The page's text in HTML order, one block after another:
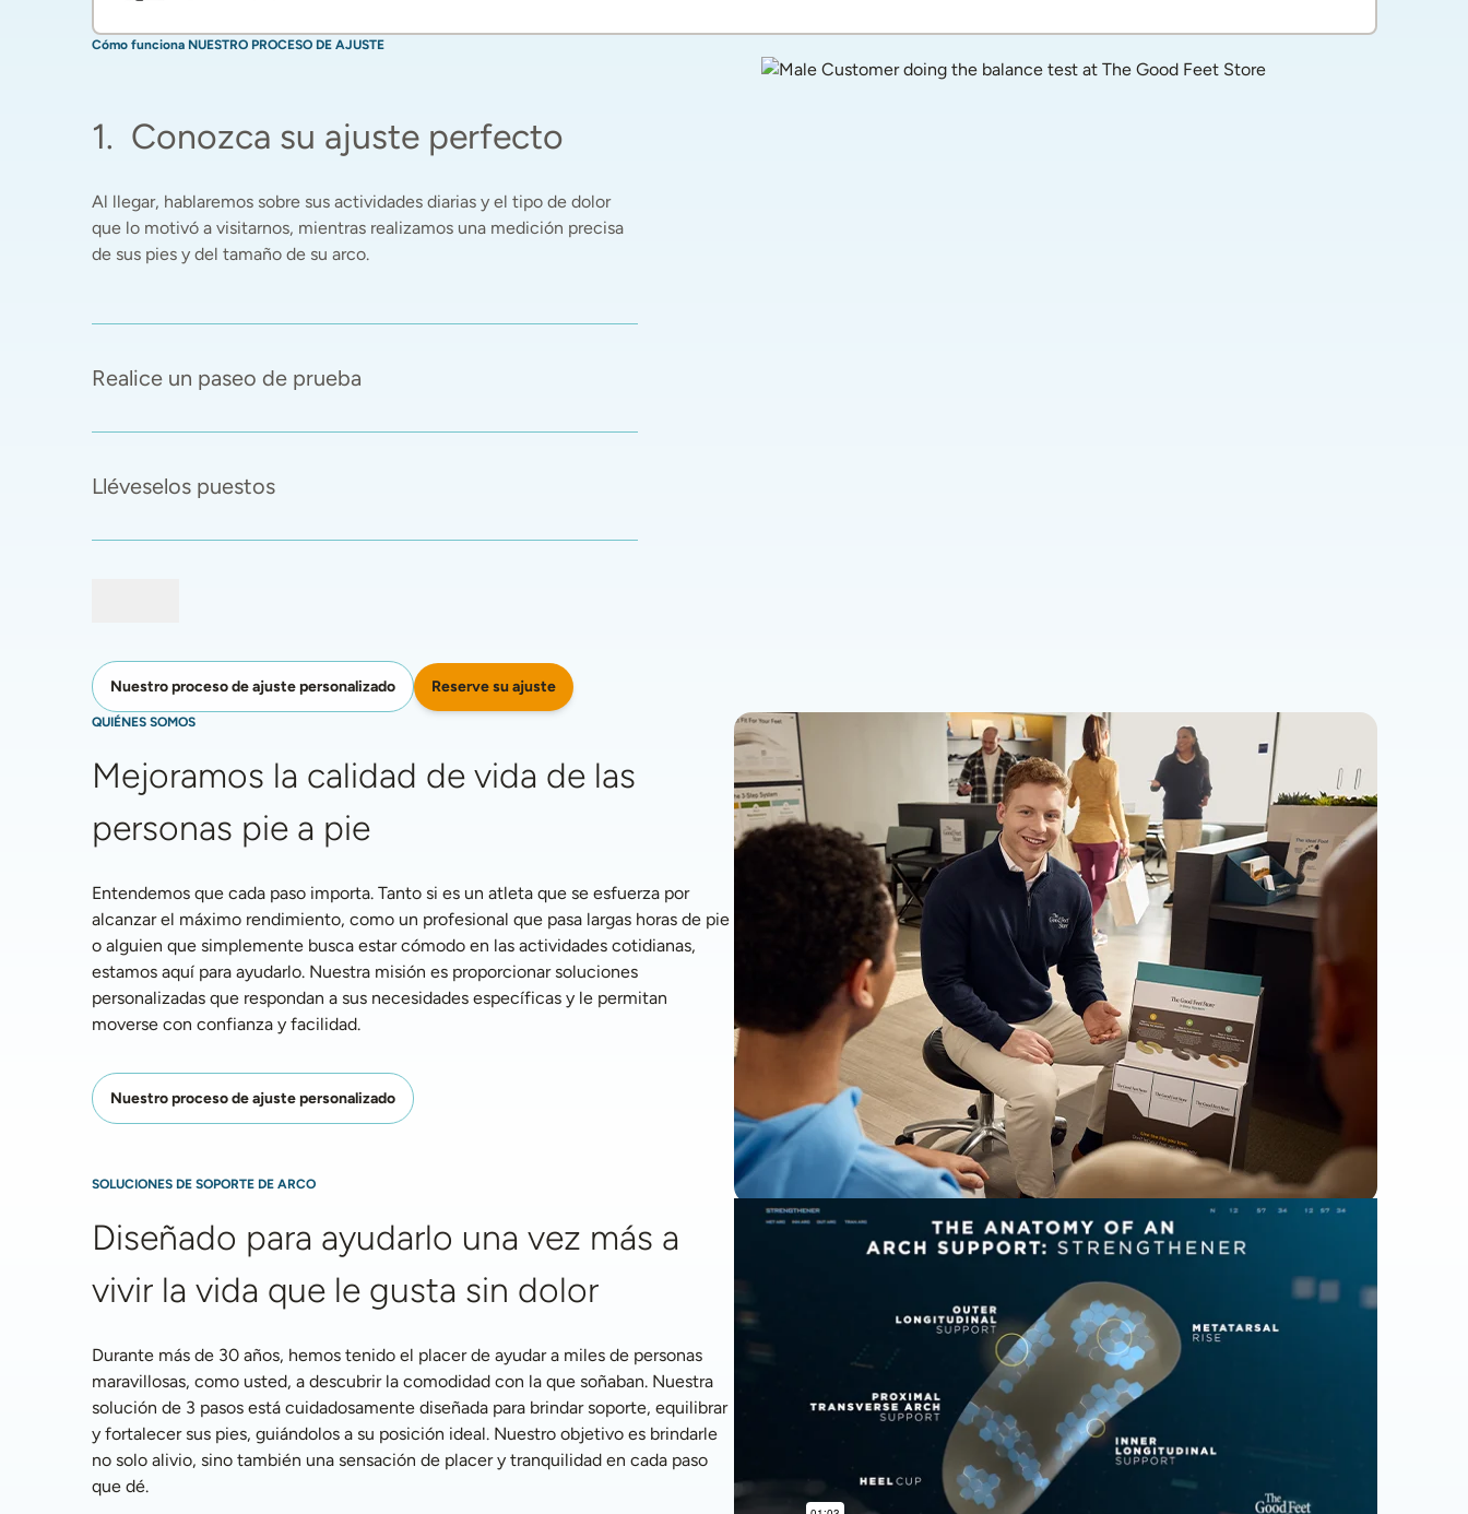
Cómo funciona NUESTRO PROCESO DE AJUSTE
1. Conozca su ajuste perfecto
Al llegar, hablaremos sobre sus actividades diarias y el tipo de dolor
que lo motivó a visitarnos, mientras realizamos una medición precisa
de sus pies y del tamaño de su arco.
Realice un paseo de prueba
Lléveselos puestos
Nuestro proceso de ajuste personalizado Reserve su ajuste
QUIÉNES SOMOS
Mejoramos la calidad de vida de las
personas pie a pie
Entendemos que cada paso importa. Tanto si es un atleta que se esfuerza por
alcanzar el máximo rendimiento, como un profesional que pasa largas horas de pie
o alguien que simplemente busca estar cómodo en las actividades cotidianas,
estamos aquí para ayudarlo. Nuestra misión es proporcionar soluciones
personalizadas que respondan a sus necesidades específicas y le permitan
moverse con confianza y facilidad.
Nuestro proceso de ajuste personalizado
SOLUCIONES DE SOPORTE DE ARCO
Diseñado para ayudarlo una vez más a
vivir la vida que le gusta sin dolor
Durante más de 30 años, hemos tenido el placer de ayudar a miles de personas
maravillosas, como usted, a descubrir la comodidad con la que soñaban. Nuestra
solución de 3 pasos está cuidadosamente diseñada para brindar soporte, equilibrar
y fortalecer sus pies, guiándolos a su posición ideal. Nuestro objetivo es brindarle
no solo alivio, sino también una sensación de placer y tranquilidad en cada paso
que dé.